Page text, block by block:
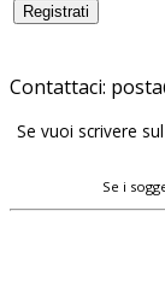
Contattaci:
Se vuoi scrivere
Se i